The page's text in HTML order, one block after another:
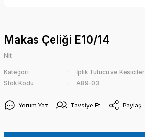
Makas Çeliği E10/14
Nit
Kategori
İplik Tutucu ve Kesiciler
Stok Kodu
A89-03
Yorum Yaz Tavsiye Et Paylaş